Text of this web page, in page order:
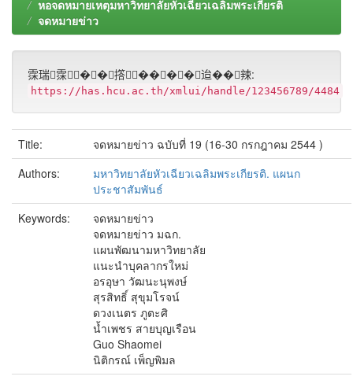
หอจดหมายเหตุมหาวิทยาลัยหัวเฉียวเฉลิมพระเกียรติ
จดหมายข่าว
霂瑞霂��撘����迨��辣:
https://has.hcu.ac.th/xmlui/handle/123456789/4484
Title:
จดหมายข่าว ฉบับที่ 19 (16-30 กรกฎาคม 2544 )
Authors:
มหาวิทยาลัยหัวเฉียวเฉลิมพระเกียรติ. แผนก
ประชาสัมพันธ์
Keywords:
จดหมายข่าว
จดหมายข่าว มฉก.
แผนพัฒนามหาวิทยาลัย
แนะนำบุคลากรใหม่
อรอุษา วัฒนะนุพงษ์
สุรสิทธิ์ สุขุมโรจน์
ดวงเนตร ภูตะศิ
น้ำเพชร สายบุญเรือน
Guo Shaomei
นิติกรณ์ เพ็ญพิมล